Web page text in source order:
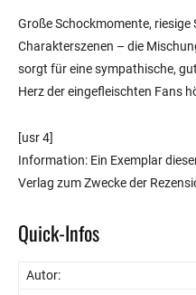
Große Schockmomente, riesige
Charakterszenen – die
sorgt für eine sympathische,
Herz der eingefleischten Fans
[usr 4]
Information: Ein Exemplar
Verlag zum Zwecke der
Quick-Infos
Autor: